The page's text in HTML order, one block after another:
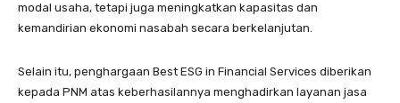
modal usaha, tetapi juga meningkatkan kapasitas dan
kemandirian ekonomi nasabah secara berkelanjutan.
Selain itu, penghargaan Best ESG in Financial Services diberikan
kepada PNM atas keberhasilannya menghadirkan layanan jasa